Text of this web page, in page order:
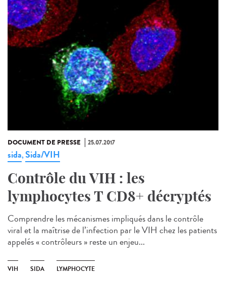
DOCUMENT DE PRESSE 25.07.2017
sida,Sida/VIH
Contrôle du VIH : les
lymphocytes T CD8+ décryptés
Comprendre les mécanismes impliqués dans le contrôle
viral et la maîtrise de l’infection par le VIH chez les patients
appelés « contrôleurs » reste un enjeu...
VIH SIDA LYMPHOCYTE